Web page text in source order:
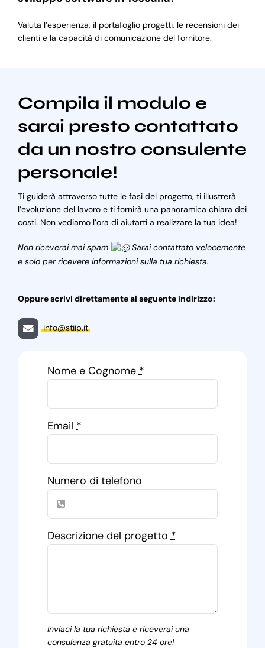
Valuta l’esperienza, il portafoglio progetti, le recensioni dei
clienti e la capacità di comunicazione del fornitore.
Compila il modulo e
sarai presto contattato
da un nostro consulente
personale!
Ti guiderà attraverso tutte le fasi del progetto, ti illustrerà
l’evoluzione del lavoro e ti fornirà una panoramica chiara dei
costi. Non vediamo l’ora di aiutarti a realizzare la tua idea!
Non riceverai mai spam
Sarai contattato velocemente
e solo per ricevere informazioni sulla tua richiesta.
Oppure scrivi direttamente al seguente indirizzo:
info@stiip.it
Nome e Cognome*
Email*
Numero di telefono
Descrizione del progetto*
Inviaci la tua richiesta e riceverai una
consulenza gratuita entro 24 ore!